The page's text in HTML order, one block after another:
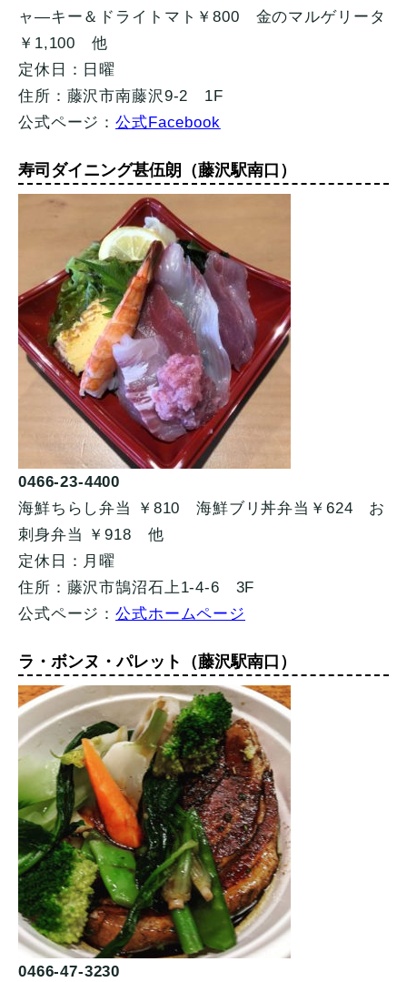
ャ―キー＆ドライトマト￥800 金のマルゲリータ
￥1,100 他
定休日：日曜
住所：藤沢市南藤沢9-2 1F
公式ページ：公式Facebook
寿司ダイニング甚伍朗（藤沢駅南口）
0466-23-4400
海鮮ちらし弁当 ￥810 海鮮ブリ丼弁当￥624 お
刺身弁当 ￥918 他
定休日：月曜
住所：藤沢市鵠沼石上1-4-6 3F
公式ページ：公式ホームページ
ラ・ボンヌ・パレット（藤沢駅南口）
0466-47-3230